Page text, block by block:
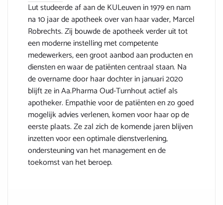
Lut studeerde af aan de KULeuven in 1979 en nam
na 10 jaar de apotheek over van haar vader, Marcel
Robrechts. Zij bouwde de apotheek verder uit tot
een moderne instelling met competente
medewerkers, een groot aanbod aan producten en
diensten en waar de patiënten centraal staan. Na
de overname door haar dochter in januari 2020
blijft ze in Aa.Pharma Oud-Turnhout actief als
apotheker. Empathie voor de patiënten en zo goed
mogelijk advies verlenen, komen voor haar op de
eerste plaats. Ze zal zich de komende jaren blijven
inzetten voor een optimale dienstverlening,
ondersteuning van het management en de
toekomst van het beroep.